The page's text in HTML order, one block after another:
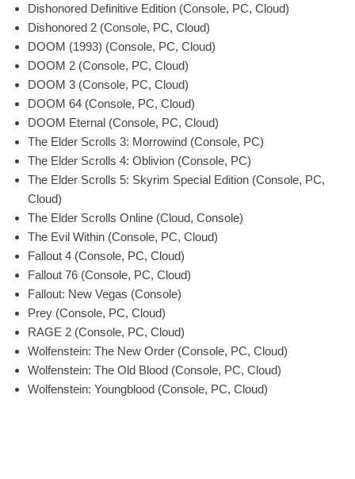
Dishonored Definitive Edition (Console, PC, Cloud)
Dishonored 2 (Console, PC, Cloud)
DOOM (1993) (Console, PC, Cloud)
DOOM 2 (Console, PC, Cloud)
DOOM 3 (Console, PC, Cloud)
DOOM 64 (Console, PC, Cloud)
DOOM Eternal (Console, PC, Cloud)
The Elder Scrolls 3: Morrowind (Console, PC)
The Elder Scrolls 4: Oblivion (Console, PC)
The Elder Scrolls 5: Skyrim Special Edition (Console, PC,
Cloud)
The Elder Scrolls Online (Cloud, Console)
The Evil Within (Console, PC, Cloud)
Fallout 4 (Console, PC, Cloud)
Fallout 76 (Console, PC, Cloud)
Fallout: New Vegas (Console)
Prey (Console, PC, Cloud)
RAGE 2 (Console, PC, Cloud)
Wolfenstein: The New Order (Console, PC, Cloud)
Wolfenstein: The Old Blood (Console, PC, Cloud)
Wolfenstein: Youngblood (Console, PC, Cloud)